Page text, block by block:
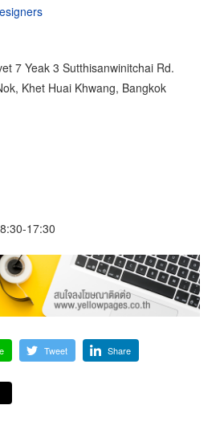
7 Yeak 3 Sutthisanwinitchai Rd.
Khet Huai Khwang, Bangkok
17:30
Tweet Share